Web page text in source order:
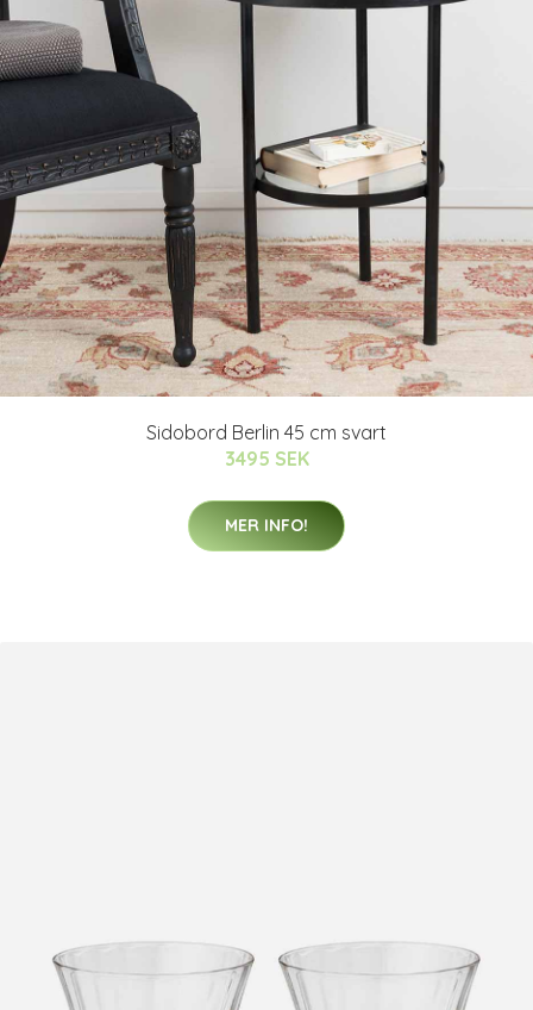
Sidobord Berlin 45 cm svart
3495 SEK
MER INFO!